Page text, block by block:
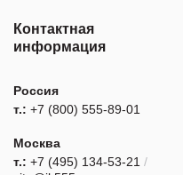
Контактная
информация
Россия
т.: +7 (800) 555-89-01
Москва
т.: +7 (495) 134-53-21 /